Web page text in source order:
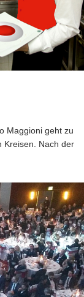
Maggioni geht zu
Kreisen. Nach der